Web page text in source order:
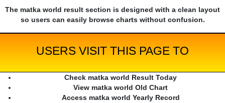
The matka world result section is designed with a clean layout
so users can easily browse charts without confusion.
USERS VISIT THIS PAGE TO
Check matka world Result Today
View matka world Old Chart
Access matka world Yearly Record